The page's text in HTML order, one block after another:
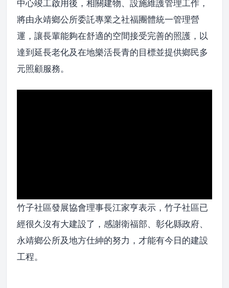
中心竣工啟用後，相關建物、設施維護管理工作，
將由永靖鄉公所委託專業之社福團體統一管理營
運，讓長輩能夠在舒適的空間接受完善的照護，以
達到延長老化及在地樂活長青的目標並提供鄉民多
元照顧服務。
竹子社區發展協會理事長江家亨表示，竹子社區已
經很久沒有大建設了，感謝衛福部、彰化縣政府、
永靖鄉公所及地方仕紳的努力，才能有今日的建設
工程。